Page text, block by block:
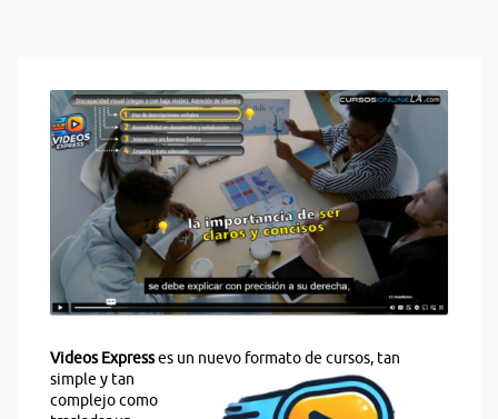
Videos Expresses un nuevo formato de cursos, tan
simple y tan
complejo como